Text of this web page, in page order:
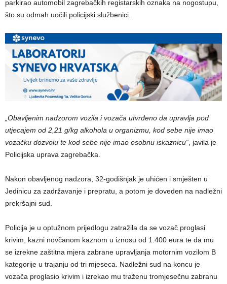
parkirao automobil zagrebačkih registarskih oznaka na nogostupu,
što su odmah uočili policijski službenici.
„Obavljenim nadzorom vozila i vozača utvrđeno da upravlja pod
utjecajem od 2,21 g/kg alkohola u organizmu, kod sebe nije imao
vozačku dozvolu te kod sebe nije imao osobnu iskaznicu“ , javila je
Policijska uprava zagrebačka.
Nakon obavljenog nadzora, 32-godišnjak je uhićen i smješten u
Jedinicu za zadržavanje i prepratu, a potom je doveden na nadležni
prekršajni sud.
Policija je u optužnom prijedlogu zatražila da se vozač proglasi
krivim, kazni novčanom kaznom u iznosu od 1.400 eura te da mu
se izrekne zaštitna mjera zabrane upravljanja motornim vozilom B
kategorije u trajanju od tri mjeseca. Nadležni sud na koncu je
vozača proglasio krivim i izrekao mu traženu tromjesečnu zabranu